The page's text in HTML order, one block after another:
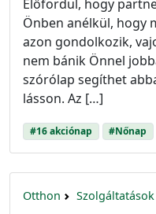
Előfordul, hogy
Önben anélkül, hogy
azon gondolkozik,
nem bánik Önnel
szórólap segíthet
lásson. Az […]
#16 akciónap #Nőnap
Otthon